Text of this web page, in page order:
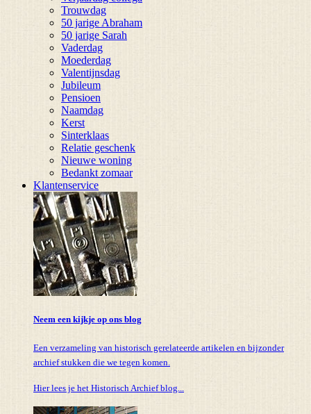
Trouwdag
50 jarige Abraham
50 jarige Sarah
Vaderdag
Moederdag
Valentijnsdag
Jubileum
Pensioen
Naamdag
Kerst
Sinterklaas
Relatie geschenk
Nieuwe woning
Bedankt zomaar
Klantenservice
Neem een kijkje op ons blog
Een verzameling van historisch gerelateerde artikelen en bijzonder
archief stukken die we tegen komen.
Hier lees je het Historisch Archief blog...